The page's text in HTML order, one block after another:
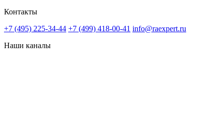
Контакты
+7 (495) 225-34-44 +7 (499) 418-00-41 info@raexpert.ru
Наши каналы